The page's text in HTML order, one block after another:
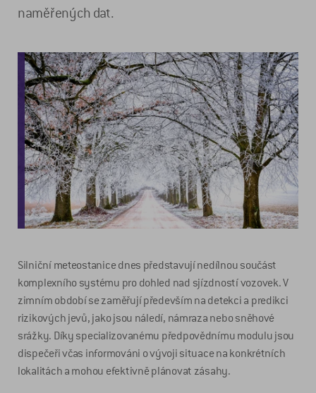
naměřených dat.
Silniční meteostanice dnes představují nedílnou součást
komplexního systému pro dohled nad sjízdností vozovek. V
zimním období se zaměřují především na detekci a predikci
rizikových jevů, jako jsou náledí, námraza nebo sněhové
srážky. Díky specializovanému předpovědnímu modulu jsou
dispečeři včas informováni o vývoji situace na konkrétních
lokalitách a mohou efektivně plánovat zásahy.